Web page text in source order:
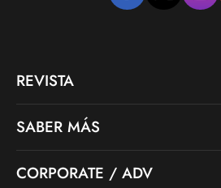
REVISTA
SABER MÁS
CORPORATE / ADV